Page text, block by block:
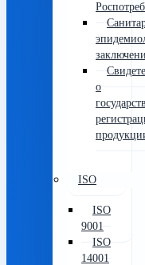
о
ISO
ISO
9001
ISO
14001